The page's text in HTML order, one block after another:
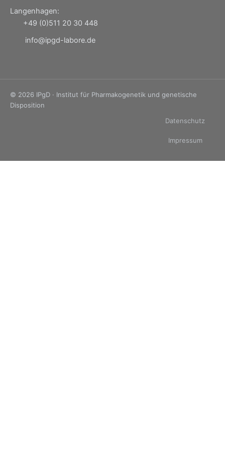
Langenhagen:
+49 (0)511 20 30 448
info@ipgd-labore.de
© 2026 IPgD · Institut für Pharmakogenetik und genetische
Disposition
Datenschutz
Impressum